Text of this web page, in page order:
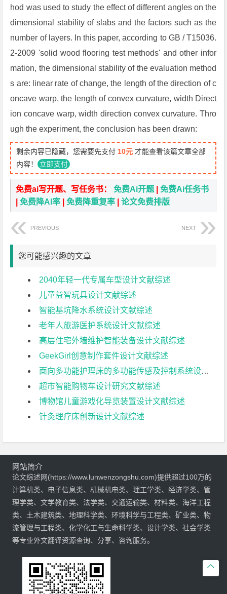
hod was used to study the effect of different angles on the
dimensional stability of slabs and the factors such as the
number of layers. In this paper, according to GB / T15036.
2-2009 'solid wood flooring test methods' and other infor
mation, the dimensional stability of the evaluation method
s are: linear rate of change, the length of the direction of c
oncave warp, the length of convex curvature, width Direct
ion concave warp, width direction convex curvature. Thro
ugh the experiment, the conclusion has been drawn:
剩余内容已隐藏，您需要先支付 10元 才能查看该篇文章全部
内容！ 立即支付
免费ai写开题、写任务书：免费Ai开题 |免费Ai任务书
|免费降AI率 |免费降重复率 |论文免费排版
PREVIOUS NEXT
您可能感兴趣的文章
2040年轻一代专属车型设计文献综述
儿童益智玩具设计文献综述
智能基坑降水系统设计文献综述
老年人旅游医护系统设计文献综述
高层住宅外墙维护智能装备设计文献综述
GeekGirl创意制作套件设计文献综述
面向多功能护理床的多功能传感及控制系统设计文献综述
超市智能购物车设计研究文献综述
博物馆儿童游戏化导览装置设计文献综述
针灸理疗床创新设计文献综述

网站简介
论文综述网(https://www.lunwenzongshu.com)提供超过100万的
计算机类、电子信息类、机械机电类、理工学类、经济学类、管
理学类、文学教育类、法学类、交通运输类、材料类、海洋工程
类、土木建筑类、地理科学类、环境科学与工程类、矿业类、物
流管理与工程类、化学化工与生命科学类、设计学类、社会学类
等专业外文翻译资源查询、分享、咨询服务。